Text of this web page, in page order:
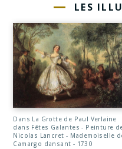
LES
Dans La Grotte de Paul Verlaine
dans Fêtes Galantes - Peinture
Nicolas Lancret - Mademoiselle
Camargo dansant - 1730